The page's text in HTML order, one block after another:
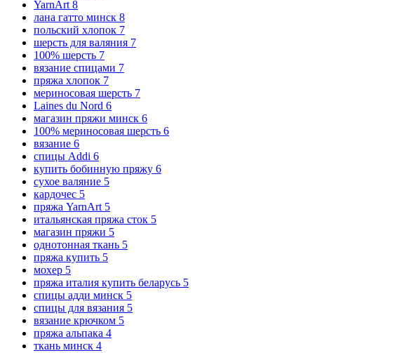
YarnArt 8
лана гатто минск 8
польский хлопок 7
шерсть для валяния 7
100% шерсть 7
вязание спицами 7
пряжа хлопок 7
мериносовая шерсть 7
Laines du Nord 6
магазин пряжи минск 6
100% мериносовая шерсть 6
вязание 6
спицы Addi 6
купить бобинную пряжу 6
сухое валяние 5
кардочес 5
пряжа YarnArt 5
итальянская пряжа сток 5
магазин пряжи 5
однотонная ткань 5
пряжа купить 5
мохер 5
пряжа италия купить беларусь 5
спицы адди минск 5
спицы для вязания 5
вязание крючком 5
пряжа альпака 4
ткань минск 4